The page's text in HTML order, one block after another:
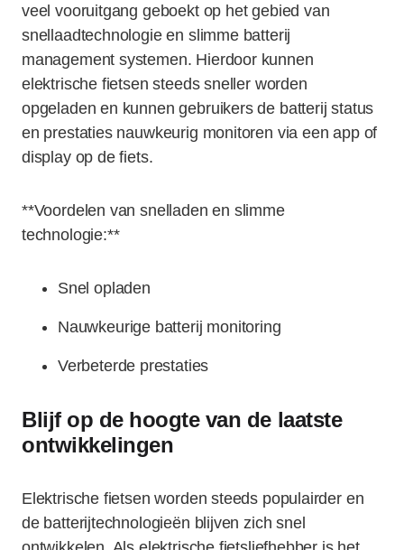
veel vooruitgang geboekt op het gebied van
snellaadtechnologie en slimme batterij
management systemen. Hierdoor kunnen
elektrische fietsen steeds sneller worden
opgeladen en kunnen gebruikers de batterij status
en prestaties nauwkeurig monitoren via een app of
display op de fiets.
**Voordelen van snelladen en slimme
technologie:**
Snel opladen
Nauwkeurige batterij monitoring
Verbeterde prestaties
Blijf op de hoogte van de laatste
ontwikkelingen
Elektrische fietsen worden steeds populairder en
de batterijtechnologieën blijven zich snel